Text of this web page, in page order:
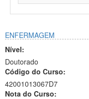
ENFERMAGEM
Nível:
Doutorado
Código do Curso:
42001013067D7
Nota do Curso: